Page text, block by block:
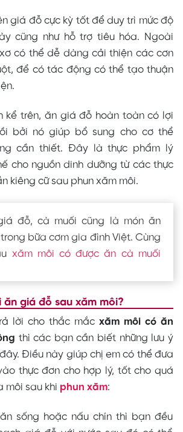
giá đỗ cực kỳ tốt để duy trì mức độ
cũng như hỗ trợ tiêu hóa. Ngoài
có thể dễ dàng cải thiện các cơn
để có tác động có thể tạo thuận
kể trên, ăn giá đỗ hoàn toàn có lợi
bởi nó giúp bổ sung cho cơ thể
cần thiết. Đây là thực phẩm lý
cho nguồn dinh dưỡng từ các thực
kiêng cữ sau phun xăm môi.
đỗ, cà muối cũng là món ăn
bữa cơm gia đình Việt. Cùng
xăm môi có được ăn cà muối
ăn giá đỗ sau xăm môi?
lời cho thắc mắc xăm môi có ăn
thì các bạn cần biết những lưu ý
Điều này giúp chị em có thể đưa
thực đơn cho hợp lý, tốt cho quá
môi sau khi phun xăm:
ăn sống hoặc nấu chín thì bạn đều